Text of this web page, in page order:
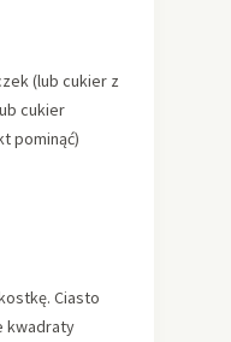
(lub cukier z
cukier
pominąć)
Ciasto
kwadraty